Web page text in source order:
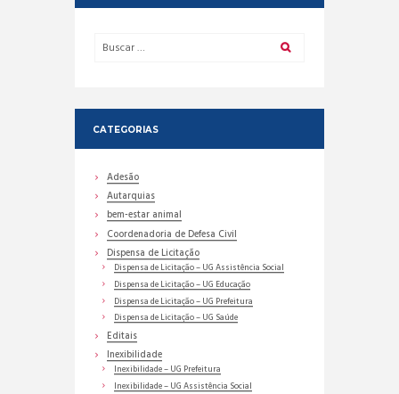
CATEGORIAS
Adesão
Autarquias
bem-estar animal
Coordenadoria de Defesa Civil
Dispensa de Licitação
Dispensa de Licitação – UG Assistência Social
Dispensa de Licitação – UG Educação
Dispensa de Licitação – UG Prefeitura
Dispensa de Licitação – UG Saúde
Editais
Inexibilidade
Inexibilidade – UG Prefeitura
Inexibilidade – UG Assistência Social